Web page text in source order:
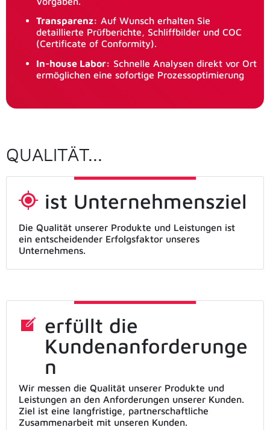
Transparenz: Auf Wunsch erhalten Sie
detaillierte Prüfberichte, Schliffbilder und COC
(Certificate of Conformity).
In-house Labor: Schnelle Analysen direkt vor Ort
ermöglichen eine sofortige Prozessoptimierung
QUALITÄT...
ist Unternehmensziel
Die Qualität unserer Produkte und Leistungen ist
ein entscheidender Erfolgsfaktor unseres
Unternehmens.
erfüllt die
Kundenanforderunge
n
Wir messen die Qualität unserer Produkte und
Leistungen an den Anforderungen unserer Kunden.
Ziel ist eine langfristige, partnerschaftliche
Zusammenarbeit mit unseren Kunden.